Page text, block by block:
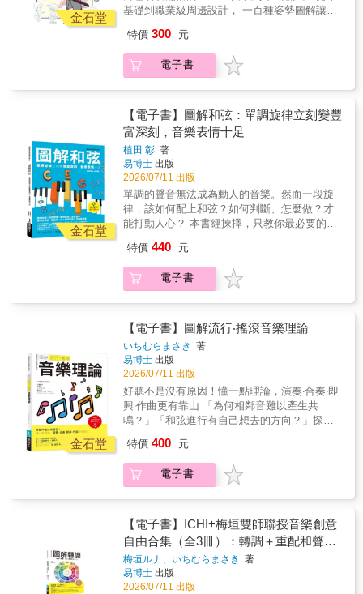
討設計師如何面對既有結構限制，在梁的整
清晰秩序，並將原本被視為修飾對象的天花
板，轉化為空間語言的一部分。5_BEYOND──
破圈而出．跨域學習PEOPLE──從玻璃出發，
安而言，循環從來不是回收的終點，而是重新
思考材料、人與生活關係的開始。他帶領春池
玻璃跨越製造與設計的界線，透過空間、策展
與跨域合作，讓玻璃循環被看見、被理解，也
讓永續成為一種能被實踐的生活方式。
CROSSOVER──在老屋裡開店，用設計找到空
間個性與經營平衡老空間的魅力，在建築師、
設計師眼中是創作靈感，在業主端卻往往伴隨
成本與風險。本次對談「在老屋裡開店，用設
計找到空間個性與經營平衡」為題，邀請長期
師、空間設計師，以及實際經營品牌的業主，
從選址決策到空間轉化，分享老屋如何從限制
條件轉化為品牌優勢，並在設計理想與經營現
6_ACTIVITY產業訊息──市場脈動‧產業交流
AWARDS──2026第26屆金點新秀贊助特別獎
台灣優良設計協會由經濟部輔導，匯集具國內
外設計獎項實績之台灣企業組成，並於26年前
創辦「台灣新一代設計獎」，為現今「金點新
秀設計獎」前身。2015年在經濟部產業發展署
支持下轉型為國家級獎項，成為金點品牌三大
舞。其中「金點新秀贊助特別獎」由產業共同
支持，透過企業贊助鼓勵學生以設計回應社會
與環境議題。
師如何在此一坪數條件中，跳脫制式三房兩廳
配置，重新規劃貼近當代生活需求的空間可
能。DETAIL 1──化碎為整，畸零空間的再應用
其視而不見，不如重新定義其空間價值。本單
元聚焦老屋改造中最容易被忽略的畸零空間運
用，看設計師如何因應梁下、斜角與走道等條
的角落轉化為收納、儲藏室甚至衛浴等多元使
用可能，在不壓縮生活動線的前提下，讓每一
處空間重新被使用。DETAIL 2──解構老屋橫梁
與管線，重塑天花秩序老屋天花板的梁體外露
與管線配置，往往成為空間改造中最直接也最
難處理的條件。本單元從立面與剖面切入，探
討設計師如何面對既有結構限制，在梁的整
理、管線整合、天花分層與照明安排之間建立
板，轉化為空間語言的一部分。5_BEYOND──
破圈而出．跨域學習PEOPLE──從玻璃出發，
讓循環成為一種生活方式 春池玻璃
實業有限公司副總經理兼研發長吳庭安對吳庭
思考材料、人與生活關係的開始。他帶領春池
玻璃跨越製造與設計的界線，透過空間、策展
與跨域合作，讓玻璃循環被看見、被理解，也
讓永續成為一種能被實踐的生活方式。
CROSSOVER──在老屋裡開店，用設計找到空
間個性與經營平衡老空間的魅力，在建築師、
設計師眼中是創作靈感，在業主端卻往往伴隨
成本與風險。本次對談「在老屋裡開店，用設
計找到空間個性與經營平衡」為題，邀請長期
師、空間設計師，以及實際經營品牌的業主，
從選址決策到空間轉化，分享老屋如何從限制
條件轉化為品牌優勢，並在設計理想與經營現
6_ACTIVITY產業訊息──市場脈動‧產業交流
AWARDS──2026第26屆金點新秀贊助特別獎
台灣優良設計協會由經濟部輔導，匯集具國內
外設計獎項實績之台灣企業組成，並於26年前
創辦「台灣新一代設計獎」，為現今「金點新
內思考》讓人覺得，它就像在這樣的日常裡，
悄悄陪伴在身邊，帶來一束溫暖光芒的書。──
日本讀者 忍秋【只要運用「莫內思考」，就能
讓我們在這個巨大變革的時代活得更輕鬆！】
這本書並不是單純解說莫內作品的書，而是幫
劇烈變動的「印象派」時代，與現代相互對
照，並提供一個提示——只要運用「莫內思
考」，我們應該能在這個大變革的時代中活得
更自在。內容相當好讀，會讓人越看越投入。
就算不認識莫內或不熟悉藝術，也能輕鬆讀
完，並且至少會找到一件「好像可以試試看」
的事情。我非常推薦給那些在現代生活中感到
有些難以適應的人閱讀。──日本讀者 吉本
準解說歷來風格各異的一流藝術家對特定人體
用解剖學處理一道又一道的難題。 書中羅
傑出的藝術家，包括達文西、米開朗基羅、拉
斐爾、魯本斯、提香、林布蘭、杜勒……等。
每一幅作品皆以線圖標示畫作中的骨骼和肌肉
結構，輔以啟發性的剖析，帶領讀者探索解
惑、深入堂奧，喚起自我覺察力與好奇心，是
自學者不可多得的教程首選。 本書特色．100
張人物畫示範：精選500年來最具系統的代表
作，解讀每一幅作品處理特定身體部位的手
法．系統教法╳全面視角：將人體分為8個區
域，從正面、背面、側面等不同角度剖析觀察
方法．化繁為簡深入淺出：在人物畫原作旁附
上精簡的圖解，直接對照畫作主體，迅速掌握
重點．藝用解剖學要素解析：以專業名詞標示
骨骼與肌理結構，深入理解人體畫構成方式．
精細解剖圖像做比對：附錄法國美術學院里奇
博士經典精選解剖圖像做為參考、統整概念 專
動物結構素描雕塑社」社長「學習進階人體畫
的學生將從《大師藝術解剖學》得到豐富的啟
發。」——“Library Journal”（圖書館雜
誌） 「透過大師們傳達永恆的解剖學原理，任
何藝術家都能開始獲得表達『最重要事物』的
方法」——＂Mary Ribesky＂（瑪麗．里貝斯
基，編輯） 亞馬遜網路書店讀者五星好評「做
何將解剖學知識應用於藝術……它還附有標準
我往往要研究解剖學。這本書相當合
適。」 「大學的人物繪畫講師推薦給我這本
書。不得不承認它對我的繪圖很有幫助。」
巧。★2.25頭身黃金準則： 突破傳統思維，用
最具平衡感的比例，教你畫出各種生動靈活的
範例，不管是角色設計、表情、姿勢還是動
作，都能信手拈來。★細節大拆解： 從服裝摺
皺、小道具表現到完稿上色，不放過任何讓角
練習用描線材料圖片： 掃描即練，快速上手。
2. 封面插圖縮時攝影： 直擊專業職人的完稿過
程。
金石堂
基礎到職業級周邊設計， 一百種姿勢圖解讓你
版角色那麼可愛，我畫的卻比例不對？ 本書由
日本資深動畫師、 曾參與《咒術迴戰》與《排
球少年》等 超人氣作品原畫製作的松本美雪執
&mdash;&mdash; 「2.25頭身」規則。 書中詳
盡解說如何精準捕捉Q版角色的神韻， 無論是
可愛系還是帥氣系， 都能透過邏輯化的比例配
置與 多樣化的姿勢範例輕鬆達成。 本書不只是
一本畫冊， 更是一套完整的Q版角色設計系
統， 從基礎頭身比、動態姿勢到服裝與上色技
巧， 全方位滿足你的繪畫需求。 ｜本書特色｜
★專業級教學： 由一線動畫師親授，公開業界
繪製Q版周邊商品的實戰技巧。 ★2.25頭身黃
金準則： 突破傳統思維，用最具平衡感的比
姿勢全收錄： 涵蓋豐富的動態範例，不管是角
色設計、表情、姿勢還是動作，都能信手拈
來。 ★細節大拆解： 從服裝摺皺、小道具表現
節。 ★讀者限定雙重特典： 1. 練習用描線材料
圖片： 掃描即練，快速上手。 2. 封面插圖縮時
攝影： 直擊專業職人的完稿過程。
特價 300 元
電子書
金石堂
【電子書】圖解和弦：單調旋律立刻變豐
富深刻，音樂表情十足
植田 彰 著
易博士 出版
2026/07/11 出版
單調的聲音無法成為動人的音樂。然而一段旋
律，該如何配上和弦？如何判斷、怎麼做？才
能打動人心？ 本書經揀擇，只教你最必要的、
判斷準則，並透過習題讓你熟練關鍵要領，有
效學會為旋律配上和弦的方法。本書在譜例中
融入了經典方法和名曲的特色手法，讓學習者
色的竅門。是一本從基礎打造起，至活用高明
手法，全覽和弦領域的入門操作指引。本書特
色●「找出旋律調性→推算使用的和弦→套上終
止式→完成！」好懂好操作！●從基礎觀念→經
典和弦進行→特色效果技巧，依據需求使用，
輕鬆好上手！●經典及名曲技法+譜例圖解+音
樂識聽，深入而淺出，學習質量最優質有效率●
時髦帥氣、高漲刺激、神聖、傷感、藍調憂
鬱……特色氛圍營造一次就學會 跟著本書內
音樂知識，如音程、節奏、拍子、調；認識基
本和弦：大和弦與小和弦，減三和弦、增三和
弦、轉位；七和弦。Chpater1 和弦基礎知識調
與和弦的關係、和弦如何編排、終止式種類與
用法、大調使用的和弦、小調的和弦規則
Chpater2 初級和弦方法和弦的判斷基準、和弦
音與非和弦音的搭配、最具代表的三種經典和
弦進行（循環和弦、逆循環和弦、帕海貝爾卡
農）、時髦的七和弦、名曲的和弦特徵
特價 440 元
電子書
金石堂
【電子書】圖解流行‧搖滾音樂理論
いちむらまさき 著
易博士 出版
2026/07/11 出版
好聽不是沒有原因！懂一點理論，演奏‧合奏‧即
興‧作曲更有靠山 「為何相鄰音難以產生共
鳴？」「和弦進行有自己想去的方向？」探索
論書絕對是音樂人不可或缺的摯友，在需要
時，拉你一把。本書以具體例子＋鋼琴‧吉他音
樂示範，說明流行音樂‧搖滾音樂範疇的理論，
習本書73個音樂示範音檔，短時間內建立音樂
直覺和表達力，詮釋度大提升。本書特色涵蓋
流行音樂‧搖滾音樂作曲及樂器彈奏的音樂理論
先舉具體例子+音樂示範，再說明對應的音樂理
論，先實務再理論學習更好吸收以鍵盤、吉他
特價 400 元
電子書
【電子書】ICHI+梅垣雙師聯授音樂創意
自由合集（全3冊）：轉調＋重配和聲入
門＋流行搖滾和弦進行
梅垣ルナ、いちむらまさき 著
易博士 出版
2026/07/11 出版